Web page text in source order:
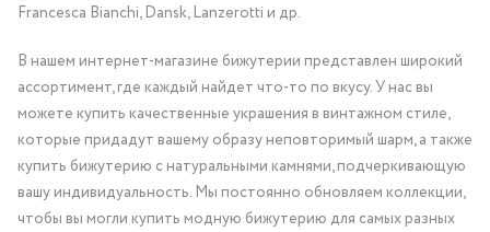
Francesca Bianchi, Dansk, Lanzerotti и др.
В нашем интернет-магазине бижутерии представлен широкий
ассортимент, где каждый найдет что-то по вкусу. У нас вы
можете купить качественные украшения в винтажном стиле,
которые придадут вашему образу неповторимый шарм, а также
купить бижутерию с натуральными камнями, подчеркивающую
вашу индивидуальность. Мы постоянно обновляем коллекции,
чтобы вы могли купить модную бижутерию для самых разных